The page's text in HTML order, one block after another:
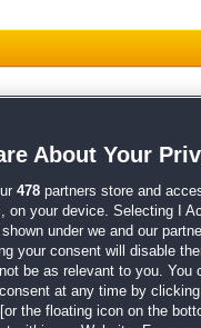
und kreativer
viele Zahlenfelder, die es
zum König des Malen-
Art
About Your
478 partners store and
on your device. Selecting I
under we and our
your consent will disable
be as relevant to you. You
at any time by
the floating icon on the